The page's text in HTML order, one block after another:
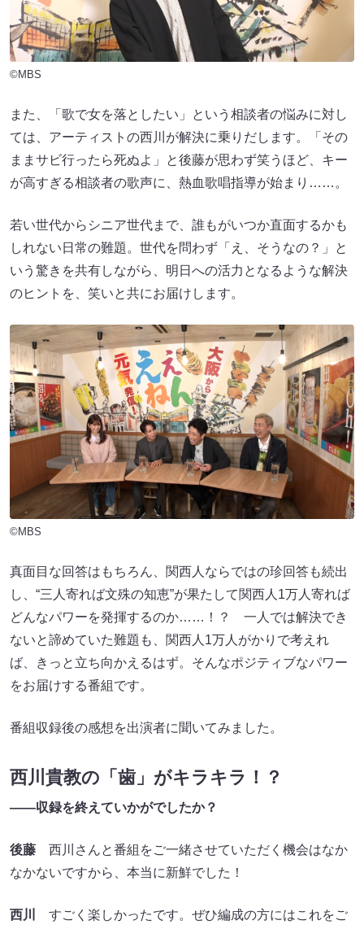
©MBS
また、「歌で女を落としたい」という相談者の悩みに対し
ては、アーティストの西川が解決に乗りだします。「その
ままサビ行ったら死ぬよ」と後藤が思わず笑うほど、キー
が高すぎる相談者の歌声に、熱血歌唱指導が始まり……。
若い世代からシニア世代まで、誰もがいつか直面するかも
しれない日常の難題。世代を問わず「え、そうなの？」と
いう驚きを共有しながら、明日への活力となるような解決
のヒントを、笑いと共にお届けします。
©MBS
真面目な回答はもちろん、関西人ならではの珍回答も続出
し、“三人寄れば文殊の知恵”が果たして関西人1万人寄れば
どんなパワーを発揮するのか……！？ 一人では解決でき
ないと諦めていた難題も、関西人1万人がかりで考えれ
ば、きっと立ち向かえるはず。そんなポジティブなパワー
をお届けする番組です。
番組収録後の感想を出演者に聞いてみました。
西川貴教の「歯」がキラキラ！？
――収録を終えていかがでしたか？
後藤 西川さんと番組をご一緒させていただく機会はなか
なかないですから、本当に新鮮でした！
西川
すごく楽しかったです。ぜひ編成の方にはこれをご